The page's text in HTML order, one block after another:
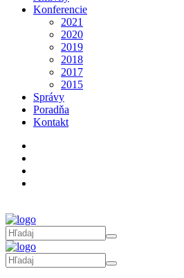
Konferencie
2021
2020
2019
2018
2017
2015
Správy
Poradňa
Kontakt